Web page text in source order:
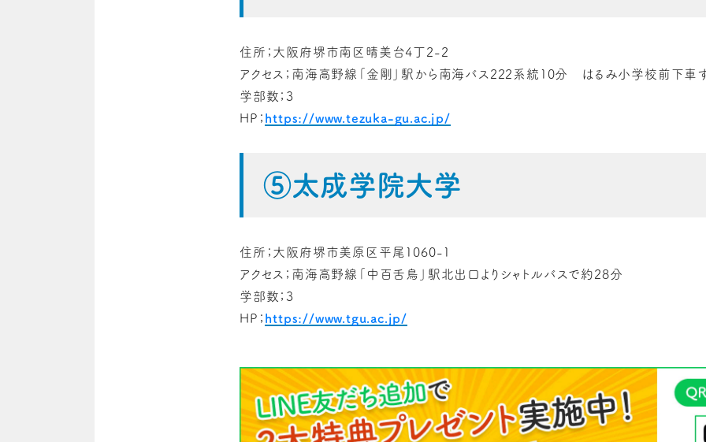
住所；大阪府堺市南区晴美台4丁2-2
アクセス；南海高野線「金剛」駅から南海バス222系統10分 はるみ小学校前下車
学部数；3
HP； https://www.tezuka-gu.ac.jp/
⑤太成学院大学
住所；大阪府堺市美原区平尾1060-1
アクセス；南海高野線「中百舌鳥」駅北出口よりシャトルバスで約28分
学部数；3
HP； https://www.tgu.ac.jp/